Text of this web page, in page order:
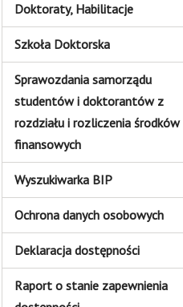
Doktoraty, Habilitacje
Szkoła Doktorska
Sprawozdania samorządu
studentów i doktorantów z
rozdziału i rozliczenia środków
finansowych
Wyszukiwarka BIP
Ochrona danych osobowych
Deklaracja dostępności
Raport o stanie zapewnienia